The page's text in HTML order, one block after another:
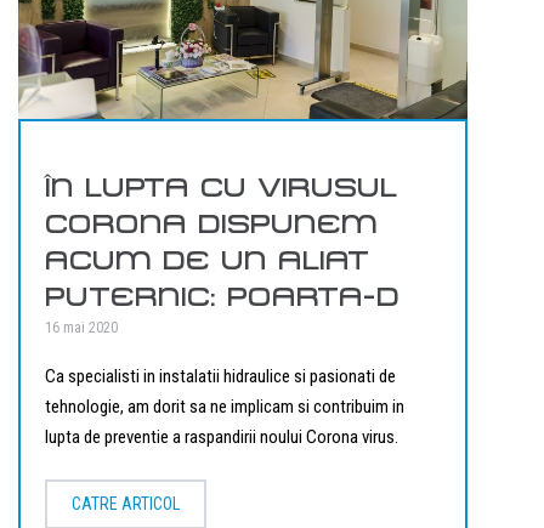
ÎN LUPTA CU VIRUSUL
CORONA DISPUNEM
ACUM DE UN ALIAT
PUTERNIC: POARTA-D
16 mai 2020
Ca specialisti in instalatii hidraulice si pasionati de
tehnologie, am dorit sa ne implicam si contribuim in
lupta de preventie a raspandirii noului Corona virus.
CATRE ARTICOL